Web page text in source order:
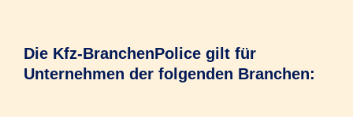
Die Kfz-BranchenPolice gilt für
Unternehmen der folgenden Branchen: